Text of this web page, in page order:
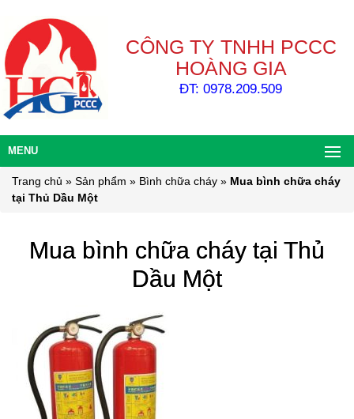
CÔNG TY TNHH PCCC
HOÀNG GIA
ĐT: 0978.209.509
MENU
Trang chủ » Sản phẩm » Bình chữa cháy » Mua bình chữa cháy
tại Thủ Dầu Một
Mua bình chữa cháy tại Thủ
Dầu Một